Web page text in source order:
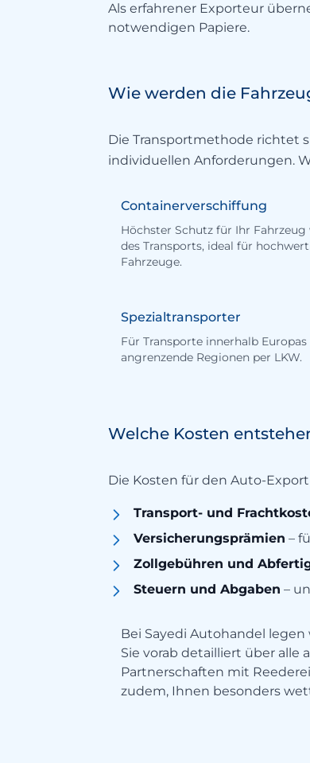
Als erfahrener Exporteur
notwendigen Papiere.
Wie werden die
Die Transportmethode richtet
individuellen Anforderungen.
Containerverschiffung
Höchster Schutz für Ihr Fahrzeug
des Transports, ideal für
Fahrzeuge.
Spezialtransporter
Für Transporte innerhalb
angrenzende Regionen per LKW.
Welche Kosten
Die Kosten für den Auto-
Transport- und
Versicherungsprämien –
Zollgebühren und
Steuern und Abgaben –
Bei Sayedi Autohandel
Sie vorab detailliert über alle
Partnerschaften mit
zudem, Ihnen besonders